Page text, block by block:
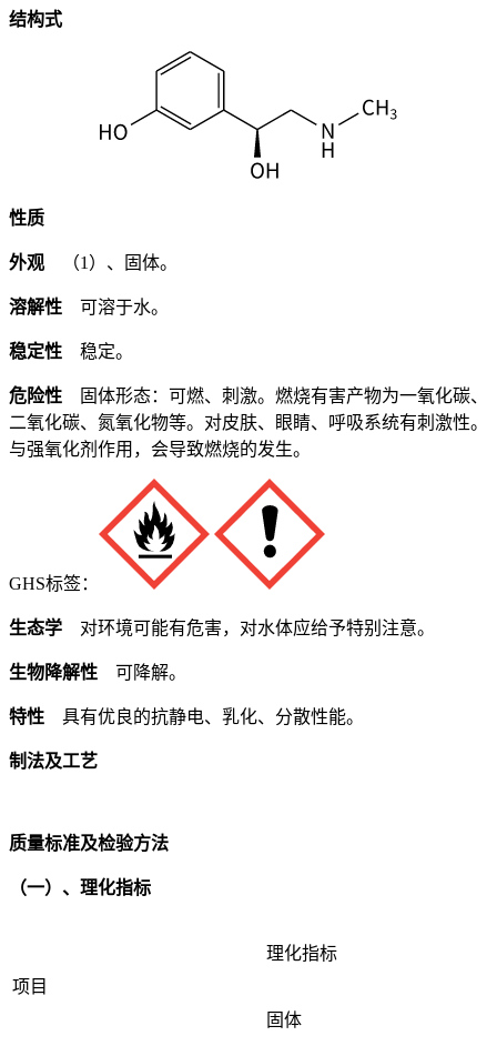
结构式
性质
外观 （1）、固体。
溶解性 可溶于水。
稳定性 稳定。
危险性
固体形态：可燃、刺激。燃烧有害产物为一氧化碳、
二氧化碳、氮氧化物等。对皮肤、眼睛、呼吸系统有刺激性。
与强氧化剂作用，会导致燃烧的发生。
GHS标签：
生态学 对环境可能有危害，对水体应给予特别注意。
生物降解性 可降解。
特性 具有优良的抗静电、乳化、分散性能。
制法及工艺
质量标准及检验方法
（一）、理化指标
项目
理化指标
固体